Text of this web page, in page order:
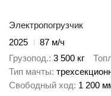
Электропогрузчик
2025
87 м/ч
Грузопод. 3 500 кг
Тип мачты
Свободный ход 1 200